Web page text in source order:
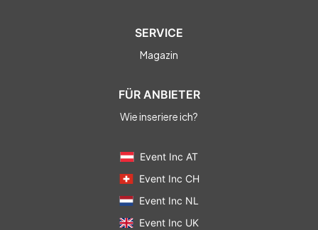
SERVICE
Magazin
FÜR ANBIETER
Wie inseriere ich?
Event Inc AT
Event Inc CH
Event Inc NL
Event Inc UK